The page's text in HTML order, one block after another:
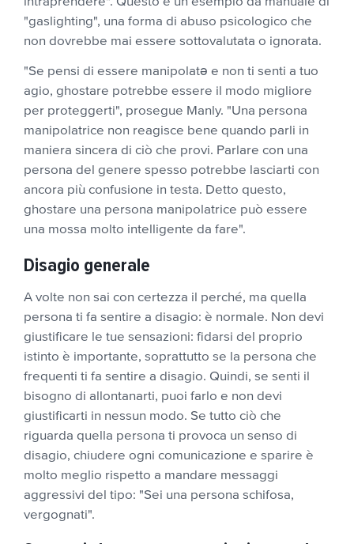
"gaslighting", una forma di abuso psicologico che
non dovrebbe mai essere sottovalutata o ignorata.
"Se pensi di essere manipolatə e non ti senti a tuo
agio, ghostare potrebbe essere il modo migliore
per proteggerti", prosegue Manly. "Una persona
manipolatrice non reagisce bene quando parli in
maniera sincera di ciò che provi. Parlare con una
persona del genere spesso potrebbe lasciarti con
ancora più confusione in testa. Detto questo,
ghostare una persona manipolatrice può essere
una mossa molto intelligente da fare".
Disagio generale
A volte non sai con certezza il perché, ma quella
persona ti fa sentire a disagio: è normale. Non devi
giustificare le tue sensazioni: fidarsi del proprio
istinto è importante, soprattutto se la persona che
frequenti ti fa sentire a disagio. Quindi, se senti il
bisogno di allontanarti, puoi farlo e non devi
giustificarti in nessun modo. Se tutto ciò che
riguarda quella persona ti provoca un senso di
disagio, chiudere ogni comunicazione e sparire è
molto meglio rispetto a mandare messaggi
aggressivi del tipo: "Sei una persona schifosa,
vergognati".